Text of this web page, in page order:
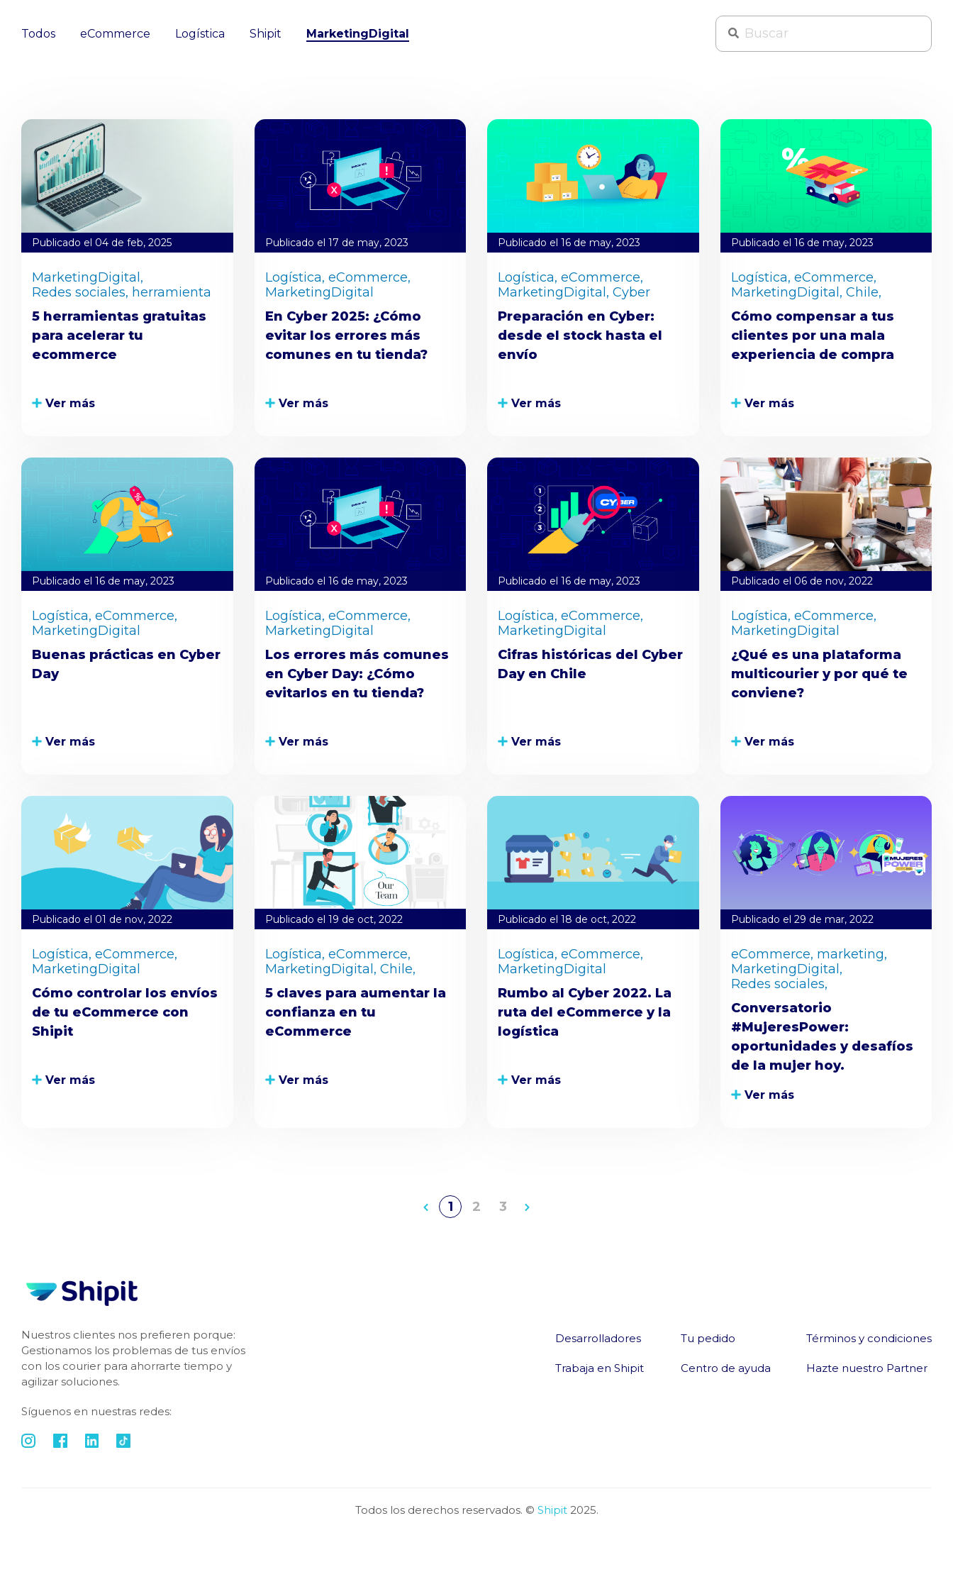
Todos eCommerce Logística Shipit MarketingDigital
Publicado el 04 de feb, 2025
MarketingDigital,
Redes sociales, herramienta
5 herramientas gratuitas
para acelerar tu
ecommerce
Ver más
Publicado el 17 de may, 2023
Logística, eCommerce,
MarketingDigital
En Cyber 2025: ¿Cómo
evitar los errores más
comunes en tu tienda?
Ver más
Publicado el 16 de may, 2023
Logística, eCommerce,
MarketingDigital, Cyber
Preparación en Cyber:
desde el stock hasta el
envío
Ver más
Publicado el 16 de may, 2023
Logística, eCommerce,
MarketingDigital, Chile,
Cómo compensar a tus
clientes por una mala
experiencia de compra
Ver más
Publicado el 16 de may, 2023
Logística, eCommerce,
MarketingDigital
Buenas prácticas en Cyber
Day
Ver más
Publicado el 16 de may, 2023
Logística, eCommerce,
MarketingDigital
Los errores más comunes
en Cyber Day: ¿Cómo
evitarlos en tu tienda?
Ver más
Publicado el 16 de may, 2023
Logística, eCommerce,
MarketingDigital
Cifras históricas del Cyber
Day en Chile
Ver más
Publicado el 06 de nov, 2022
Logística, eCommerce,
MarketingDigital
¿Qué es una plataforma
multicourier y por qué te
conviene?
Ver más
Publicado el 01 de nov, 2022
Logística, eCommerce,
MarketingDigital
Cómo controlar los envíos
de tu eCommerce con
Shipit
Ver más
Publicado el 19 de oct, 2022
Logística, eCommerce,
MarketingDigital, Chile,
5 claves para aumentar la
confianza en tu
eCommerce
Ver más
Publicado el 18 de oct, 2022
Logística, eCommerce,
MarketingDigital
Rumbo al Cyber 2022. La
ruta del eCommerce y la
logística
Ver más
Publicado el 29 de mar, 2022
eCommerce, marketing,
MarketingDigital,
Redes sociales,
Conversatorio
#MujeresPower:
oportunidades y desafíos
de la mujer hoy.
Ver más
1 2 3
Nuestros clientes nos prefieren porque:
Gestionamos los problemas de tus envíos
con los courier para ahorrarte tiempo y
agilizar soluciones.
Síguenos en nuestras redes:
Desarrolladores Tu pedido Términos y condiciones
Trabaja en Shipit Centro de ayuda Hazte nuestro Partner
Todos los derechos reservados. © Shipit2025.